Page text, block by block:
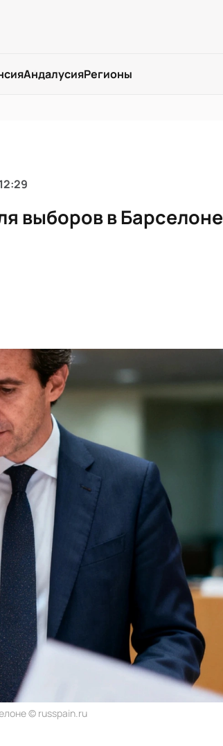
АндалусияРегионы
выборов в Барселоне
© russpain.ru